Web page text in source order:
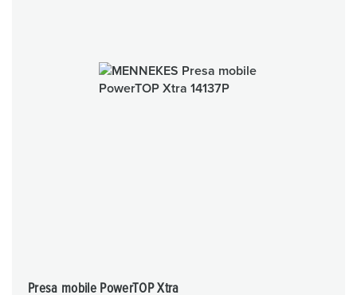
Presa mobile PowerTOP Xtra